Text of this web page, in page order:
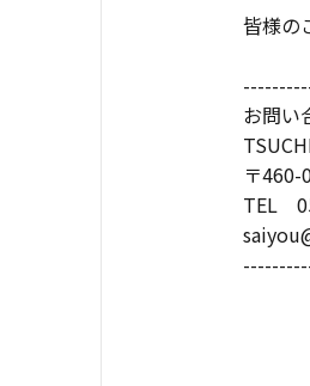
皆様の
お問い
〒
TEL